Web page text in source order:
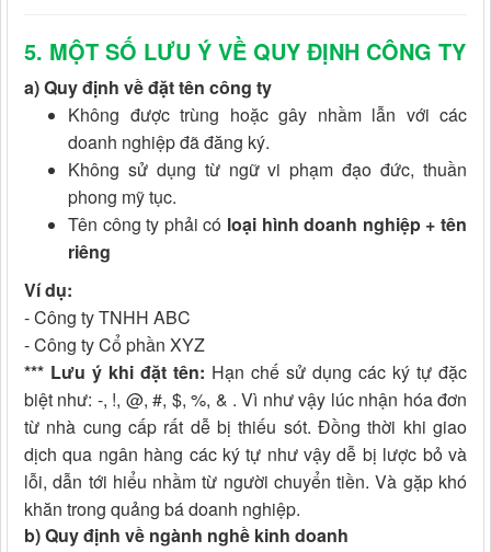
5. MỘT SỐ LƯU Ý VỀ QUY ĐỊNH CÔNG TY
a) Quy định về đặt tên công ty
Không được trùng hoặc gây nhầm lẫn với các
doanh nghiệp đã đăng ký.
Không sử dụng từ ngữ vi phạm đạo đức, thuần
phong mỹ tục.
Tên công ty phải có loại hình doanh nghiệp + tên
riêng
Ví dụ:
- Công ty TNHH ABC
- Công ty Cổ phần XYZ
*** Lưu ý khi đặt tên: Hạn chế sử dụng các ký tự đặc
biệt như: -, !, @, #, $, %, & . Vì như vậy lúc nhận hóa đơn
từ nhà cung cấp rất dễ bị thiếu sót. Đồng thời khi giao
dịch qua ngân hàng các ký tự như vậy dễ bị lược bỏ và
lỗi, dẫn tới hiểu nhầm từ người chuyển tiền. Và gặp khó
khăn trong quảng bá doanh nghiệp.
b) Quy định về ngành nghề kinh doanh